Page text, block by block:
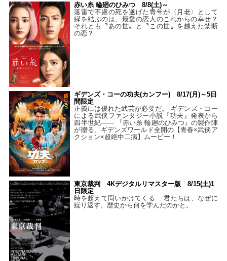
赤い糸 輪廻のひみつ 8/8(土)～
落雷で不慮の死を遂げた青年が〈月老〉として
縁を結ぶのは、最愛の恋人のこれからの幸せ？
それとも〝あの世〟と〝この世〟を越えた禁断
の恋？
ギデンズ・コーの功夫(カンフー) 8/17(月)～5日
間限定
正義には優れた武芸が必要だ。 ギデンズ・コー
による武侠ファンタジー小説『功夫』発表から
四半世紀―― 『赤い糸 輪廻のひみつ』の製作陣
が贈る、ギデンズワールド全開の【青春×武侠ア
クション×超絶中二病】ムービー！
東京裁判 4Kデジタルリマスター版 8/15(土)1
日限定
時を超えて問いかけてくる… 君たちは、なぜに
繰り返す。歴史から何を学んだのかと。